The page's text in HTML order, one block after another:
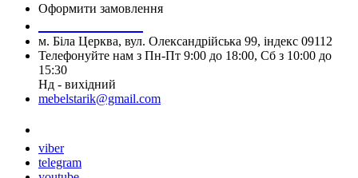
Оформити замовлення
м. Біла Церква, вул. Олександрійська 99, індекс 09112
Телефонуйте нам з Пн-Пт 9:00 до 18:00, Сб з 10:00 до
15:30
Нд - вихідний
mebelstarik@gmail.com
viber
telegram